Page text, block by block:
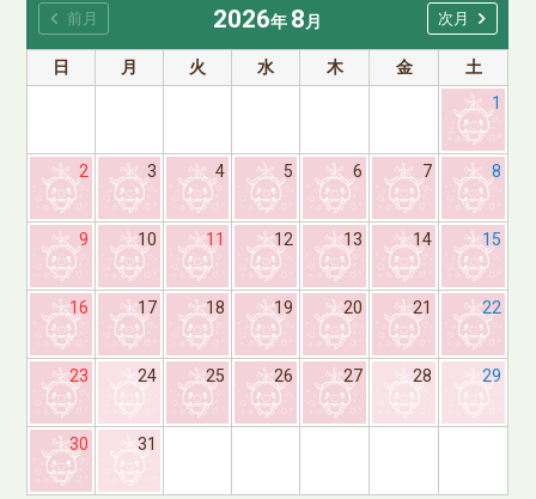
2026年8月
日
月 火 水 木 金
土
1
2 3 4 5 6 7 8
9 10 11 12 13 14 15
16 17 18 19 20 21 22
23 24 25 26 27 28 29
30 31
chevron_left 前月 次月 chevron_right